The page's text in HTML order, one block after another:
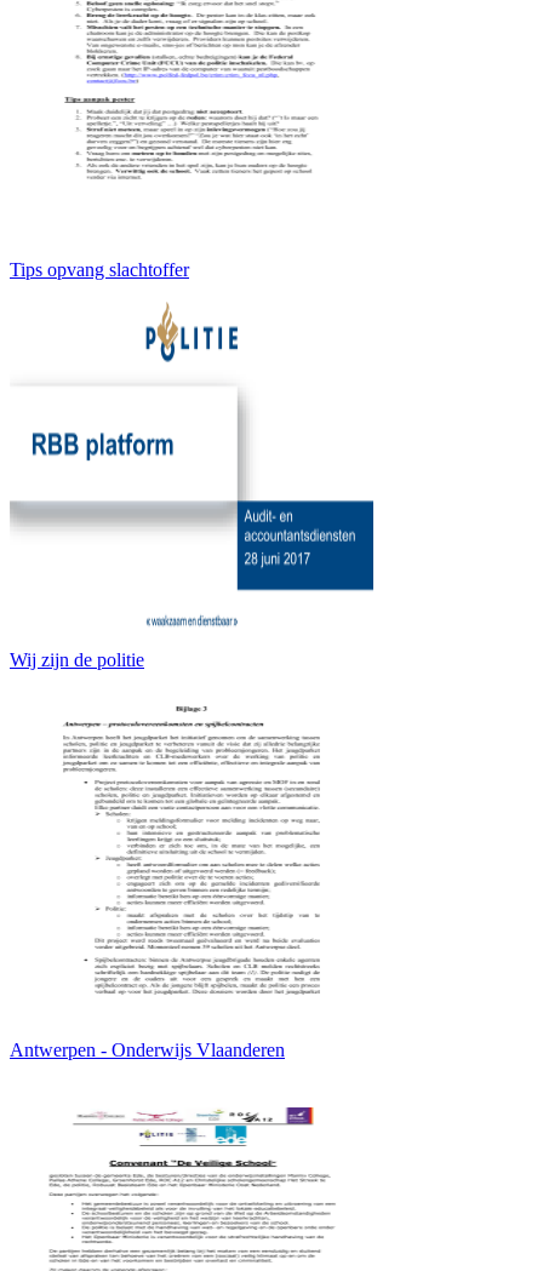
Tips opvang slachtoffer
Wij zijn de politie
Antwerpen - Onderwijs Vlaanderen